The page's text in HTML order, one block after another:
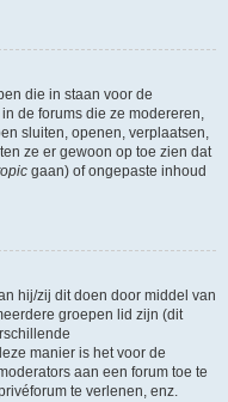
die in staan voor de
de forums die ze modereren,
sluiten, openen, verplaatsen,
ze er gewoon op toe zien dat
gaan) of ongepaste inhoud
hij/zij dit doen door middel van
groepen lid zijn (dit
manier is het voor de
aan een forum toe te
te verlenen, enz.